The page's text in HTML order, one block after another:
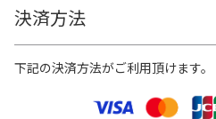
決済方法
下記の決済方法がご利用頂けます。